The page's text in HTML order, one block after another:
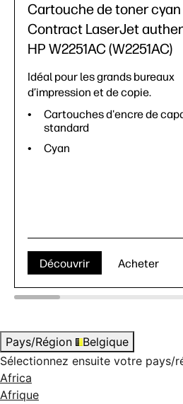
Cartouche de toner cyan
Contract LaserJet
HP W2251AC (W2251AC)
Idéal pour les grands bureaux
d’impression et de copie.
Cartouches d'encre de
standard
Cyan
Découvrir Acheter
Pays/Région
Belgique
Sélectionnez ensuite votre pays/
Africa
Afrique